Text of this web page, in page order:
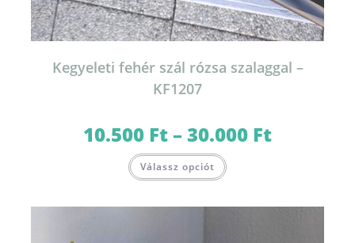
Kegyeleti fehér szál rózsa szalaggal –
KF1207
10.500 Ft–30.000 Ft10.500 Ft
Válassz opciót a